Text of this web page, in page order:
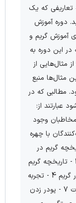
تعاریفی که یک
دوره آموزش
آموزش گریم و
این دوره به
مثال‌­هایی از
مثال‌­ها منبع
مطالبی که در
عبارتند از:
مخاطبان وجود
با چهره­‌
گریم در
جهان و سینما بوده است. گریم سینمایی: 1 - تاریخچه گریم
در سینما 2 - شبیه‌سازی 3 - نوع پوست در گریم 4 - تجربه
در گریم 5 - مواد گریم 6 - گریم زخم صورت 7 - پودر زدن